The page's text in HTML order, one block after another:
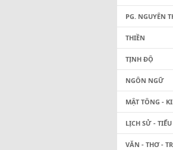
PG. NGUYÊN
THIỀN
TỊNH ĐỘ
NGÔN NGỮ
MẬT TÔNG -
LỊCH SỬ -
VĂN - THƠ -